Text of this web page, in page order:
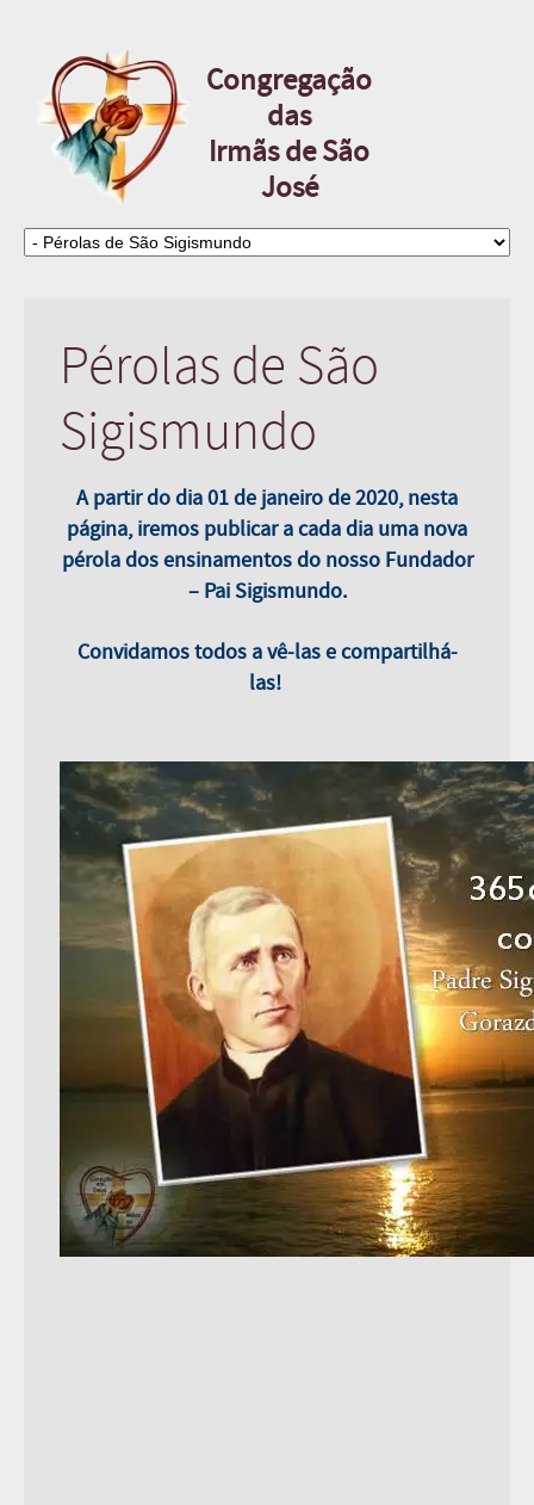
Congregação
das
Irmãs de São
José
Pérolas de São
Sigismundo
A partir do dia 01 de janeiro de 2020, nesta
página, iremos publicar a cada dia uma nova
pérola dos ensinamentos do nosso Fundador
– Pai Sigismundo.
Convidamos todos a vê-las e compartilhá-
las!